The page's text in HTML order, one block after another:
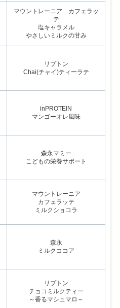
マウントレーニア カフェラッ
テ
塩キャラメル
やさしいミルクの甘み
リプトン
Chai(チャイ)ティーラテ
inPROTEIN
マンゴーオレ風味
森永マミー
こどもの栄養サポート
マウントレーニア
カフェラッテ
ミルクショコラ
森永
ミルクココア
リプトン
チョコミルクティー
～香るマシュマロ～